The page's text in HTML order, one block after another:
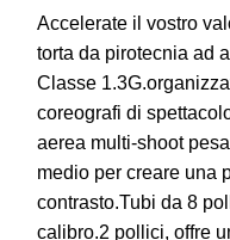
Accelerate il vostro
torta da pirotecnia ad
Classe
coreografi di
aerea multi-shoot
medio per creare una
contrasto.Tubi da 8
calibro.2 pollici, offre